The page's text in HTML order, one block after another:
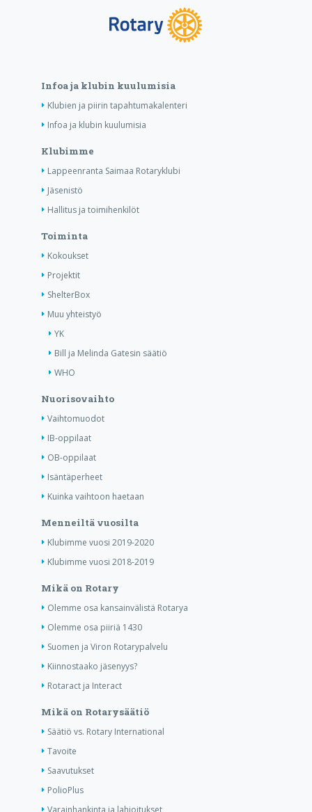
Infoa ja klubin kuulumisia
Klubien ja piirin tapahtumakalenteri
Infoa ja klubin kuulumisia
Klubimme
Lappeenranta Saimaa Rotaryklubi
Jäsenistö
Hallitus ja toimihenkilöt
Toiminta
Kokoukset
Projektit
ShelterBox
Muu yhteistyö
YK
Bill ja Melinda Gatesin säätiö
WHO
Nuorisovaihto
Vaihtomuodot
IB-oppilaat
OB-oppilaat
Isäntäperheet
Kuinka vaihtoon haetaan
Menneiltä vuosilta
Klubimme vuosi 2019-2020
Klubimme vuosi 2018-2019
Mikä on Rotary
Olemme osa kansainvälistä Rotarya
Olemme osa piiriä 1430
Suomen ja Viron Rotarypalvelu
Kiinnostaako jäsenyys?
Rotaract ja Interact
Mikä on Rotarysäätiö
Säätiö vs. Rotary International
Tavoite
Saavutukset
PolioPlus